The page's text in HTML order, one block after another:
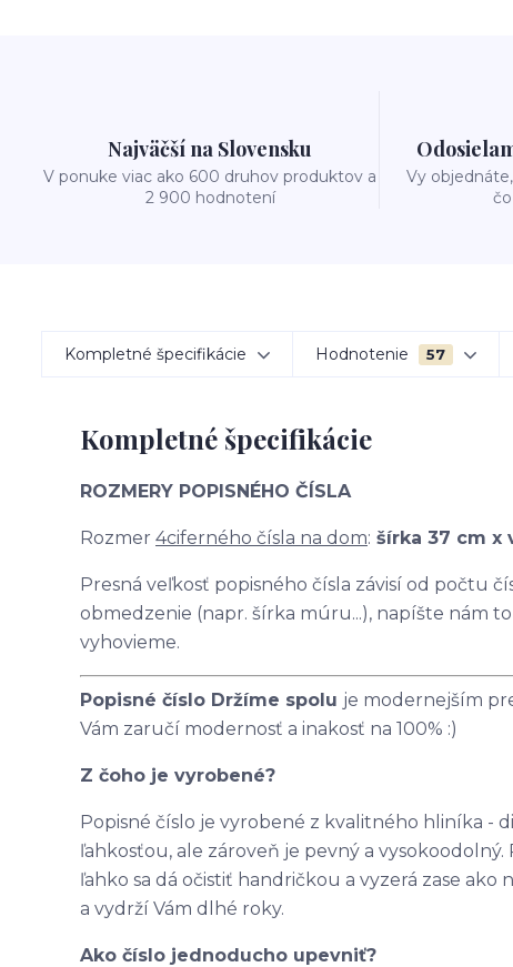
Najväčší na Slovensku
V ponuke viac ako 600 druhov produktov a
2 900 hodnotení
Vy
Kompletné špecifikácie Hodnotenie 57
Kompletné špecifikácie
ROZMERY POPISNÉHO ČÍSLA
Rozmer 4ciferného čísla na dom: šírka 37 cm x
Presná veľkosť popisného čísla závisí od počtu
obmedzenie (napr. šírka múru...), napíšte nám
vyhovieme.
Popisné číslo Držíme spolu je modernejším
Vám zaručí modernosť a inakosť na 100% :)
Z čoho je vyrobené?
Popisné číslo je vyrobené z kvalitného hliníka -
ľahkosťou, ale zároveň je pevný a
ľahko sa dá očistiť handričkou a vyzerá zase
a vydrží Vám dlhé roky.
Ako číslo jednoducho upevniť?